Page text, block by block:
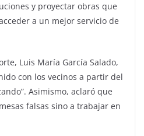
y proyectar obras que
a un mejor servicio de
Luis María García Salado,
con los vecinos a partir del
Asimismo, aclaró que
falsas sino a trabajar en